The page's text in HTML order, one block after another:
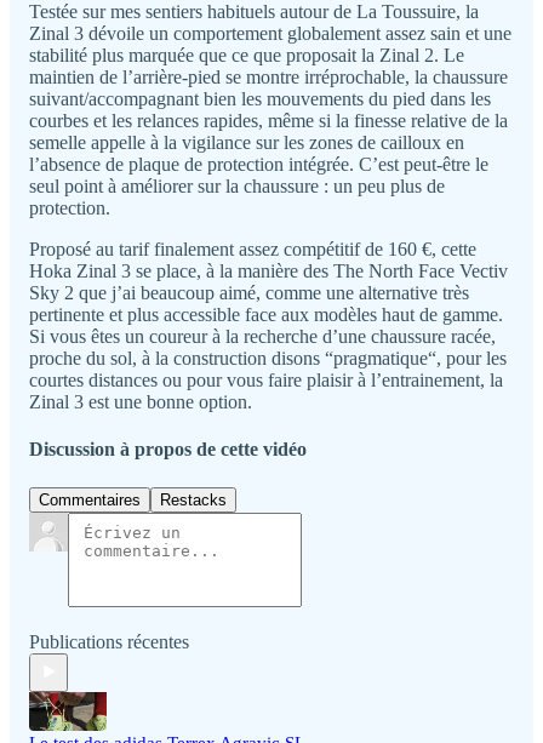
Testée sur mes sentiers habituels autour de La Toussuire, la
Zinal 3 dévoile un comportement globalement assez sain et une
stabilité plus marquée que ce que proposait la Zinal 2. Le
maintien de l’arrière-pied se montre irréprochable, la chaussure
suivant/accompagnant bien les mouvements du pied dans les
courbes et les relances rapides, même si la finesse relative de la
semelle appelle à la vigilance sur les zones de cailloux en
l’absence de plaque de protection intégrée. C’est peut-être le
seul point à améliorer sur la chaussure : un peu plus de
protection.
Proposé au tarif finalement assez compétitif de 160 €, cette
Hoka Zinal 3 se place, à la manière des The North Face Vectiv
Sky 2 que j’ai beaucoup aimé, comme une alternative très
pertinente et plus accessible face aux modèles haut de gamme.
Si vous êtes un coureur à la recherche d’une chaussure racée,
proche du sol, à la construction disons “pragmatique“, pour les
courtes distances ou pour vous faire plaisir à l’entrainement, la
Zinal 3 est une bonne option.
Discussion à propos de cette vidéo
Commentaires Restacks
Publications récentes